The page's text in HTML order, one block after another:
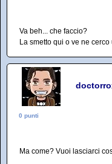
Va beh... che faccio?
La smetto qui o ve ne cerco
0 punti
Ma come? Vuoi lasciarci